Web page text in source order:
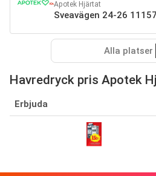
Apotek Hjärtat
Sveavägen 24-26
Alla platser
Havredryck pris Apotek
Erbjuda